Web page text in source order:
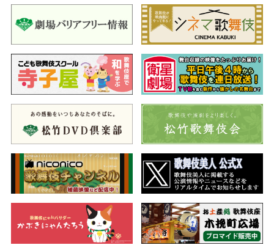
THEATER MILANO-Zaならではの形で、かつてないエンタメ
性の高い歌舞伎公演を実現します。
※「澤瀉屋」の「瀉」のつくりは、正しく
は“わかんむり”です